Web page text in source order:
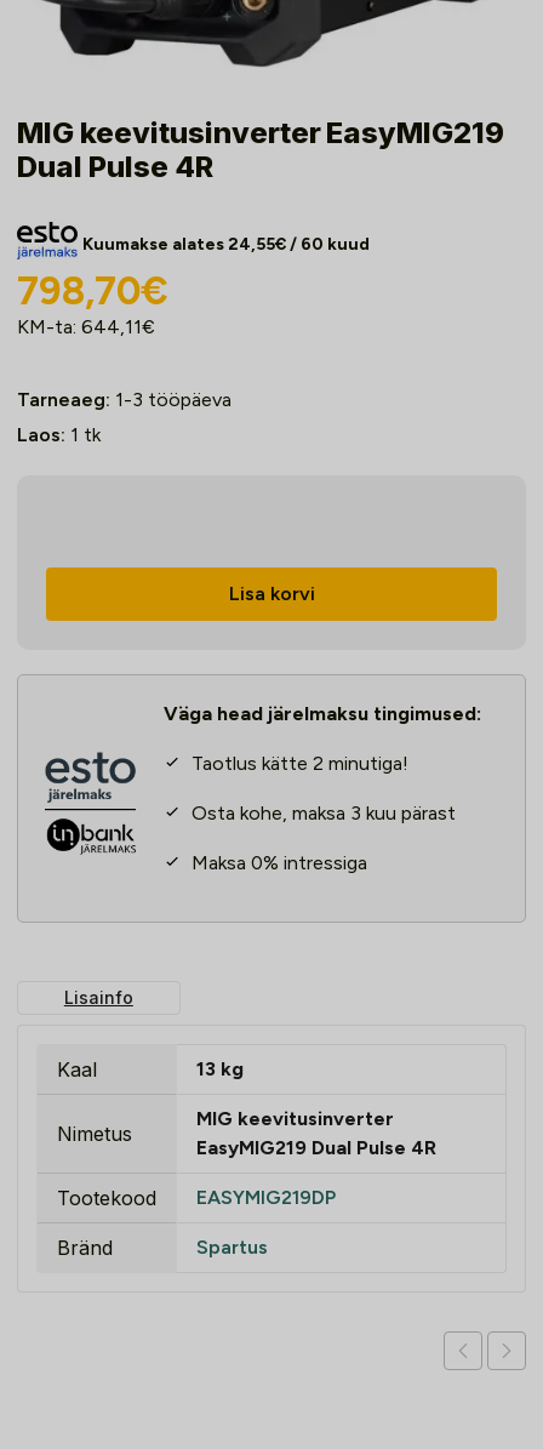
MIG keevitusinverter EasyMIG219
Dual Pulse 4R
Kuumakse alates24,55€/ 60 kuud
798,70€
KM-ta: 644,11€
Tarneaeg: 1-3 tööpäeva
Laos: 1 tk
EasyMIG219
Lisa korvi
Väga head järelmaksu tingimused:
Taotlus kätte 2 minutiga!
Osta kohe, maksa 3 kuu pärast
Maksa 0% intressiga
Lisainfo
Kaal 13 kg
Nimetus
MIG keevitusinverter
EasyMIG219 Dual Pulse 4R
Tootekood EASYMIG219DP
Bränd Spartus